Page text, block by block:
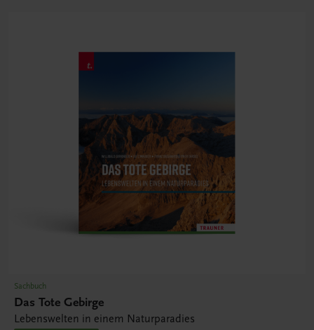
Sachbuch
Das Tote Gebirge
Lebenswelten in einem Naturparadies